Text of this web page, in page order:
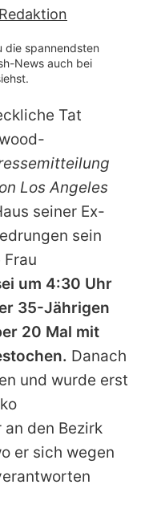
die spannendsten
News auch bei
Tat
Los Angeles
seiner Ex-
sein
um 4:30 Uhr
35-Jährigen
20 Mal mit
Danach
und wurde erst
den Bezirk
er sich wegen